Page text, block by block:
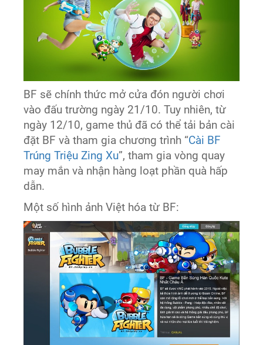
BF sẽ chính thức mở cửa đón người chơi
vào đấu trường ngày 21/10. Tuy nhiên, từ
ngày 12/10, game thủ đã có thể tải bản cài
đặt BF và tham gia chương trình “Cài BF
Trúng Triệu Zing Xu”, tham gia vòng quay
may mắn và nhận hàng loạt phần quà hấp
dẫn.
Một số hình ảnh Việt hóa từ BF: